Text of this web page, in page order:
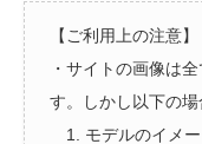
【ご利用上の注意】
・サイトの画像は
す。しかし以下の場
1. モデルのイメ